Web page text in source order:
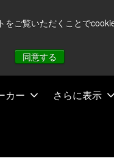
ご覧いただくことで
同意する
カー さらに表示